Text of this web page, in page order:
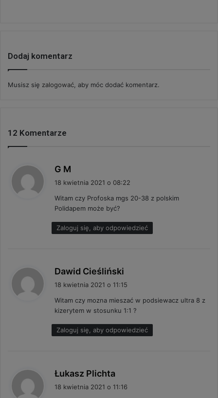
Dodaj komentarz
Musisz się zalogować, aby móc dodać komentarz.
12 Komentarze
G M
z
e
:
18 kwietnia 2021 o 08:22
Witam czy Profoska mgs 20-38 z polskim
Polidapem może być?
Zaloguj się, aby odpowiedzieć
Dawid Cieśliński
i
z
e
:
18 kwietnia 2021 o 11:15
Witam czy mozna mieszać w podsiewacz ultra 8 z
kizerytem w stosunku 1:1 ?
Zaloguj się, aby odpowiedzieć
Łukasz Plichta
18 kwietnia 2021 o 11:16